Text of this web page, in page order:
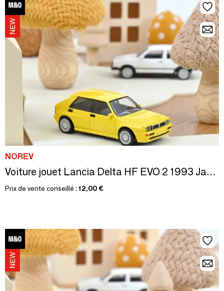
NOREV
Voiture jouet Lancia Delta HF EVO 2 1993 Jaune Jet-car 1:43
Prix de vente conseillé : 12,00 €